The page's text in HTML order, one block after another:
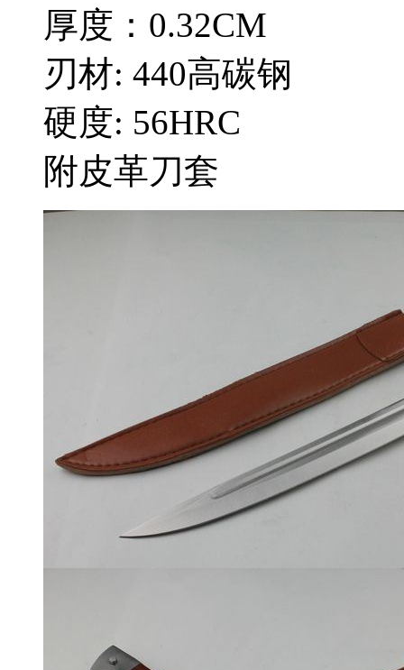
厚度：0.32CM
刃材: 440高碳钢
硬度: 56HRC
附皮革刀套